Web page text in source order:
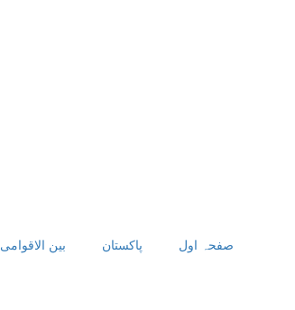
بین الاقوامی پاکستان صفحہ اول